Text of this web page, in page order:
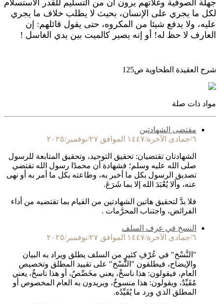
جهلة الصوفية وغلاتهم يرون أن من التسليم للقدر الاستسلام
لكل ما يجري على الإنسان، بحيث لا يطلب خلاف ما يجري
عليه، ولا يدفع شيئا من المكروه، حتى يقول قائلهم: إن
العارف لا حظ له! أو إنه يصير كالميت بين يدي الغاسل !
شرح العقيدة الطحاوية ص125
مواد ذات صلة
مقتضى الشهادتين
٦/جمادى الآخرة/١٤٤٧ الموافق ٢٧/نوفمبر/٢٠٢٥
الشهادتان تقتضيان: تحقيق التوحيد، وتحقيق المتابعة للرسول
صلى الله عليه وسلم؛ فشهادة أن محمدًا رسول الله تقتضي
تصديق الرسول بكل ما أخبر به، وطاعته بكل ما أمر به أو نهى
عنه، وألا يُعْبَدَ الله إلا بما شَرَعَ.
فلا بدَّ لتحقيق هاتين الشهادتين من القيام بما تقتضيه من أداء
الفرائض، واجتناب المحرَّمات .
النسخ في عرف السلف
٦/جمادى الآخرة/١٤٤٧ الموافق ٢٧/نوفمبر/٢٠٢٥
"النَّسْخ" في عُرْفِ كثيرٍ من السلف يطلق ويراد به البيان
والإيضاح، فيطلقون "النَّسْخ" على تقييد المطلق وتخصيص
العام، فيقولون: هذا ناسخٌ، يعني مخَصِّصٌ، أو هذا ناسخٌ، يعني
مُقَيِّدٌ، ويقولون: هذا منسوخٌ، ويريدون به العام المخصوص أو
المطلق الذي ورد ما يُقَيِّدُه.